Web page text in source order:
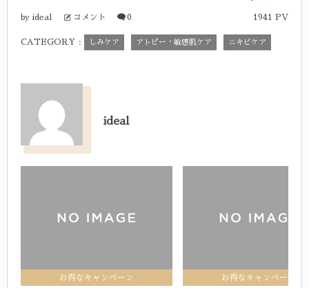
by ideal コメント 0 1941 PV
CATEGORY : しみケア アトピー・敏感肌ケア ニキビケア
ideal
お得なキャンペーン お得なキャンペーン